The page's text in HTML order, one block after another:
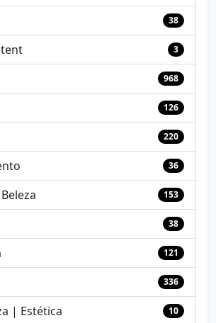
38
3
968
126
220
36
153
38
121
336
| Estética 10